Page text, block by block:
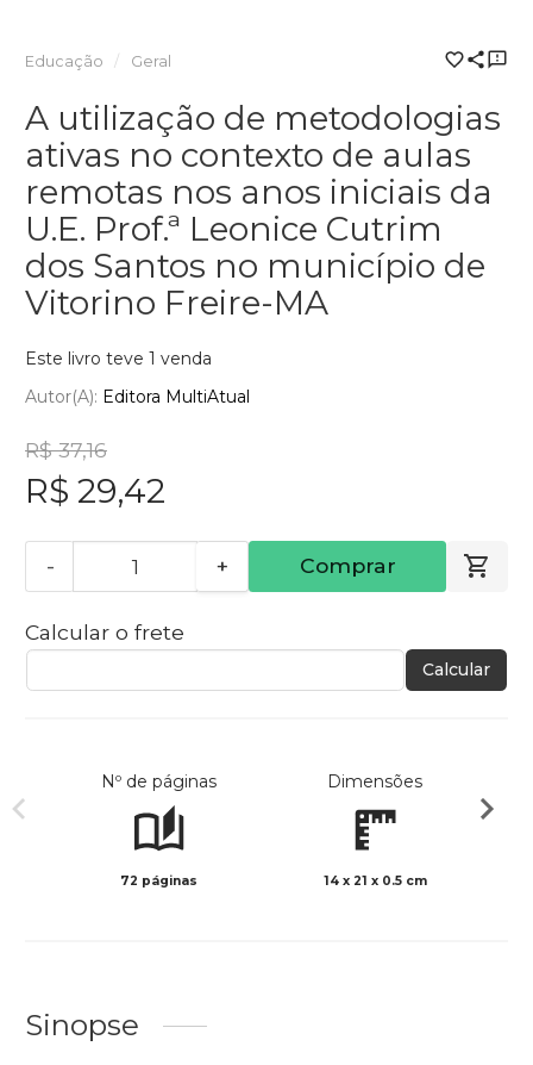
Educação Geral
A utilização de metodologias
ativas no contexto de aulas
remotas nos anos iniciais da
U.E. Prof.ª Leonice Cutrim
dos Santos no município de
Vitorino Freire-MA
Este livro teve 1 venda
Autor(a): Editora MultiAtual
R$ 37,16
R$ 29,42
- + Comprar
Calcular o frete
Calcular
Nº de páginas
72 páginas
Dimensões
14 x 21 x 0.5 cm
Sinopse